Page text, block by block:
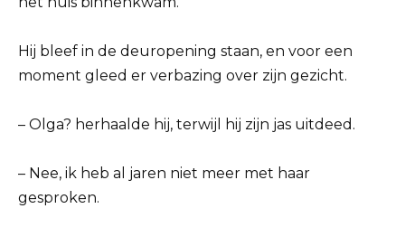
Hij bleef in de deuropening staan, en voor een
moment gleed er verbazing over zijn gezicht.
– Olga? herhaalde hij, terwijl hij zijn jas uitdeed.
– Nee, ik heb al jaren niet meer met haar
gesproken.